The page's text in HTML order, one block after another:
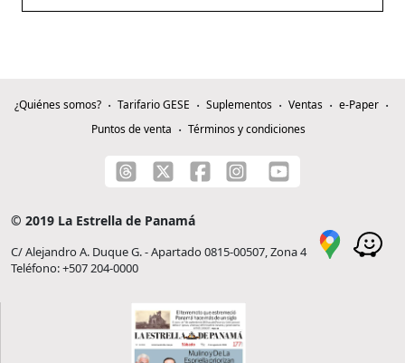
¿Quiénes somos? Tarifario GESE Suplementos Ventas
e-Paper
Puntos de venta
Términos y condiciones
© 2019 La Estrella de Panamá
C/ Alejandro A. Duque G. - Apartado 0815-00507, Zona 4
Teléfono: +507 204-0000